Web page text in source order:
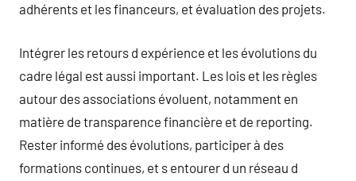
adhérents et les financeurs, et évaluation des projets.
Intégrer les retours d expérience et les évolutions du
cadre légal est aussi important. Les lois et les règles
autour des associations évoluent, notamment en
matière de transparence financière et de reporting.
Rester informé des évolutions, participer à des
formations continues, et s entourer d un réseau d